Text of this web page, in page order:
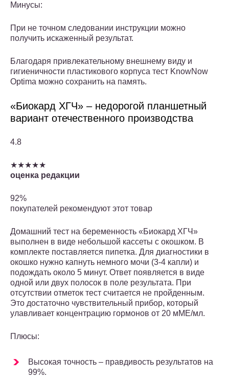
Минусы:
При не точном следовании инструкции можно
получить искаженный результат.
Благодаря привлекательному внешнему виду и
гигиеничности пластикового корпуса тест KnowNow
Optima можно сохранить на память.
«Биокард ХГЧ» – недорогой планшетный
вариант отечественного производства
4.8
★★★★★
оценка редакции
92%
покупателей рекомендуют этот товар
Домашний тест на беременность «Биокард ХГЧ»
выполнен в виде небольшой кассеты с окошком. В
комплекте поставляется пипетка. Для диагностики в
окошко нужно капнуть немного мочи (3-4 капли) и
подождать около 5 минут. Ответ появляется в виде
одной или двух полосок в поле результата. При
отсутствии отметок тест считается не пройденным.
Это достаточно чувствительный прибор, который
улавливает концентрацию гормонов от 20 мМЕ/мл.
Плюсы:
Высокая точность – правдивость результатов на
99%.